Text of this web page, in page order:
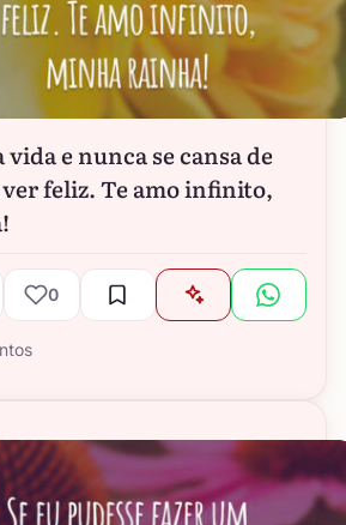
vida e nunca se cansa de
feliz. Te amo infinito,
0